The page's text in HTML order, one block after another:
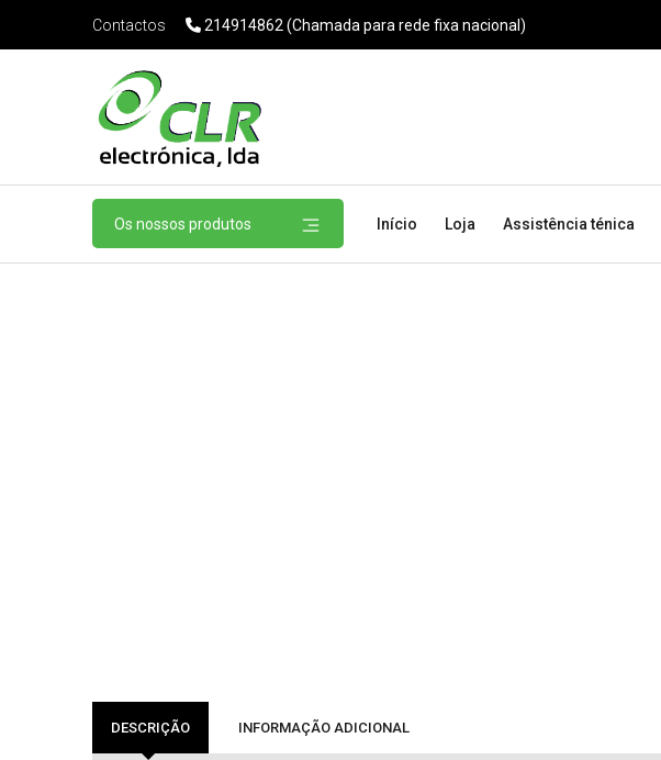
Contactos 214914862 (Chamada para rede fixa nacional)
Os nossos produtos Início Loja Assistência ténica
DESCRIÇÃO INFORMAÇÃO ADICIONAL